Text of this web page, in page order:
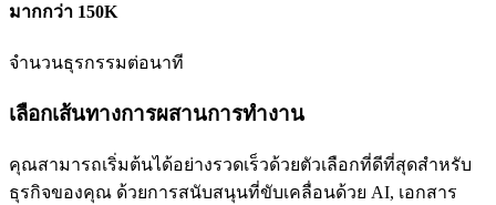
มากกว่า 150K
จำนวนธุรกรรมต่อนาที
เลือกเส้นทางการผสานการทํางาน
คุณสามารถเริ่มต้นได้อย่างรวดเร็วด้วยตัวเลือกที่ดีที่สุดสำหรับ
ธุรกิจของคุณ ด้วยการสนับสนุนที่ขับเคลื่อนด้วย AI, เอกสาร